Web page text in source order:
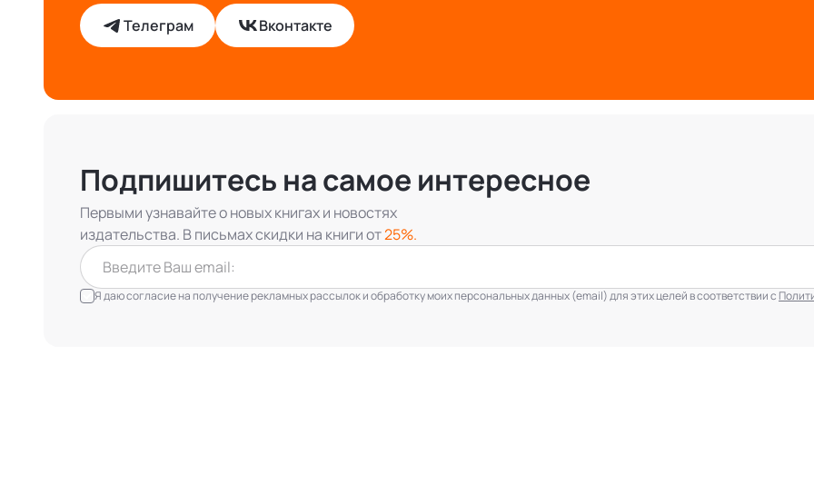
Телеграм
Вконтакте
Подпишитесь на самое интересное
Первыми узнавайте о новых книгах и новостях
издательства. В письмах скидки на книги от25%.
Я даю согласие на получение рекламных рассылок и обработку моих персональных данных (email) для этих целей в соответствии с